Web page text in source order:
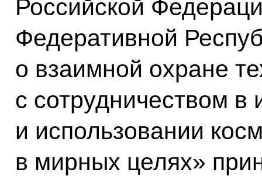
Российской
Федеративной
о взаимной охране
с сотрудничеством в
и использовании
в мирных целях»